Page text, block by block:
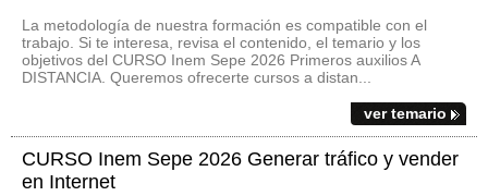
La metodología de nuestra formación es compatible con el
trabajo. Si te interesa, revisa el contenido, el temario y los
objetivos del CURSO Inem Sepe 2026 Primeros auxilios A
DISTANCIA. Queremos ofrecerte cursos a distan...
ver temario
CURSO Inem Sepe 2026 Generar tráfico y vender
en Internet